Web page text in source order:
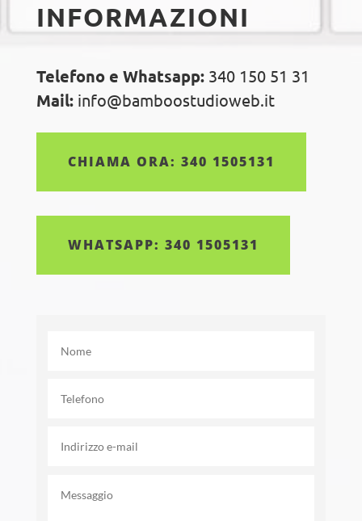
INFORMAZIONI
Telefono e Whatsapp:340 150 51 31
Mail:info@bamboostudioweb.it
CHIAMA ORA: 340 1505131
WHATSAPP: 340 1505131